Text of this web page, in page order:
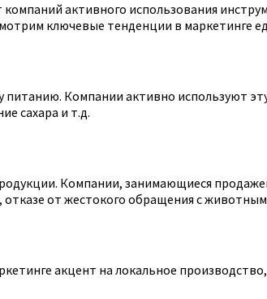
активного использования
ключевые тенденции в маркетинге
Компании активно используют
сахара и т.д.
Компании, занимающиеся
от жестокого обращения с
акцент на локальное